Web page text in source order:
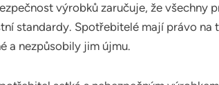
výrobků zaručuje, že všechny
standardy. Spotřebitelé mají právo na
a nezpůsobily jim újmu.